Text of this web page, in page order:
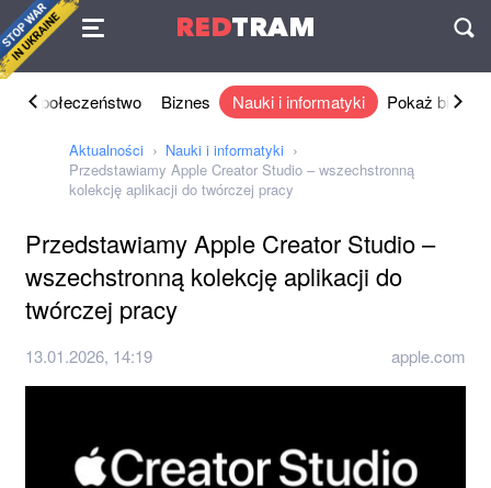
REDTRAM
Umowa
Społeczeństwo Biznes Nauki i informatyki Pokaż biznes
Aktualności
Nauki i informatyki
Przedstawiamy Apple Creator Studio – wszechstronną
kolekcję aplikacji do twórczej pracy
Przedstawiamy Apple Creator Studio –
wszechstronną kolekcję aplikacji do
twórczej pracy
13.01.2026, 14:19 apple.com